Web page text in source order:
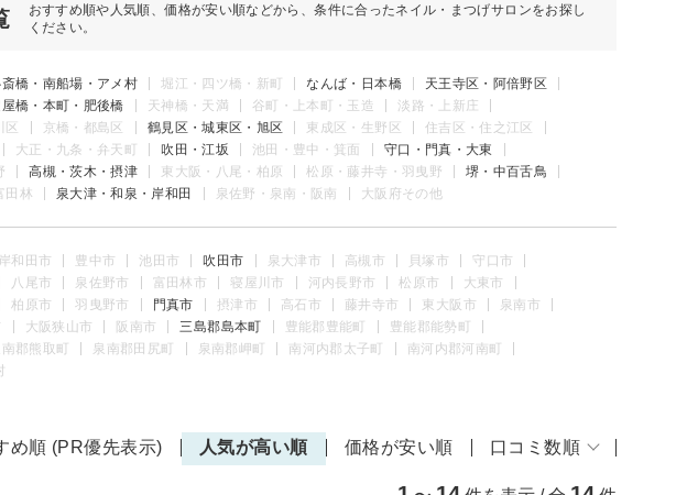
おすすめ順や人気順、価格が安い順などから、条件に合ったネイル・まつげサロンをお探し
ください。
橋・南船場・アメ村 堀江・四ツ橋・新町 なんば・日本橋
天王寺区・阿倍野区
橋・本町・肥後橋 天神橋・天満 谷町・上本町・玉造
淡路・上新庄
区
京橋・都島区 鶴見区・城東区・旭区 東成区・生野区
住吉区・住之江区
大正・九条・弁天町 吹田・江坂 池田・豊中・箕面
守口・門真・大東
高槻・茨木・摂津 東大阪・八尾・柏原 松原・藤井寺・羽曳野
堺・中百舌鳥
田林
泉大津・和泉・岸和田 泉佐野・泉南・阪南 大阪府その他
岸和田市 豊中市 池田市 吹田市 泉大津市 高槻市 貝塚市
守口市
八尾市 泉佐野市 富田林市 寝屋川市 河内長野市 松原市
大東市
柏原市 羽曳野市 門真市 摂津市 高石市 藤井寺市 東大阪市
泉南市
大阪狭山市 阪南市 三島郡島本町 豊能郡豊能町
豊能郡能勢町
郡熊取町 泉南郡田尻町 泉南郡岬町 南河内郡太子町
南河内郡河南町
め順 (PR優先表示) 人気が高い順 価格が安い順 口コミ数順